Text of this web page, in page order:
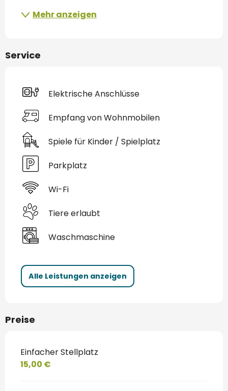
Mehr anzeigen
Service
Elektrische Anschlüsse
Empfang von Wohnmobilen
Spiele für Kinder / Spielplatz
Parkplatz
Wi-Fi
Tiere erlaubt
Waschmaschine
Alle Leistungen anzeigen
Preise
Einfacher Stellplatz
15,00 €